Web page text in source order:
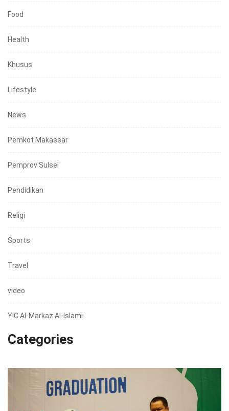
Food
Health
Khusus
Lifestyle
News
Pemkot Makassar
Pemprov Sulsel
Pendidikan
Religi
Sports
Travel
video
YIC Al-Markaz Al-Islami
Categories